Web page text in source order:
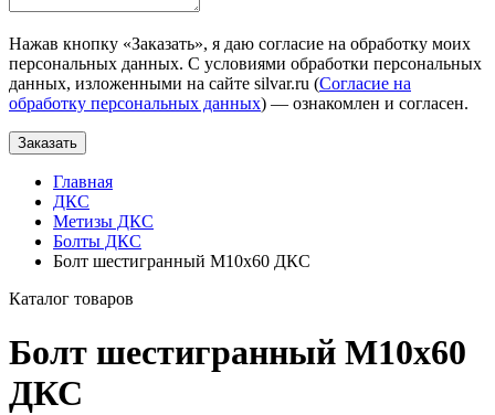
Нажав кнопку «Заказать», я даю согласие на обработку моих
персональных данных. С условиями обработки персональных
данных, изложенными на сайте silvar.ru (Согласие на
обработку персональных данных) — ознакомлен и согласен.
Заказать
Главная
ДКС
Метизы ДКС
Болты ДКС
Болт шестигранный М10х60 ДКС
Каталог товаров
Болт шестигранный М10х60
ДКС